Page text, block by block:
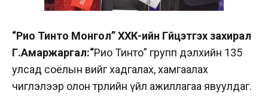
“Рио Тинто Монгол” ХХК-ийн Гүйцэтгэх захирал
Г.Амаржаргал:“Рио Тинто” групп дэлхийн 135
улсад соёлын өвийг хадгалах, хамгаалах
чиглэлээр олон төрлийн үйл ажиллагаа явуулдаг.